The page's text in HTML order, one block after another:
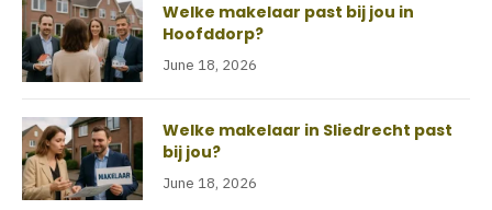
Welke makelaar past bij jou in
Hoofddorp?
June 18, 2026
Welke makelaar in Sliedrecht past
bij jou?
June 18, 2026